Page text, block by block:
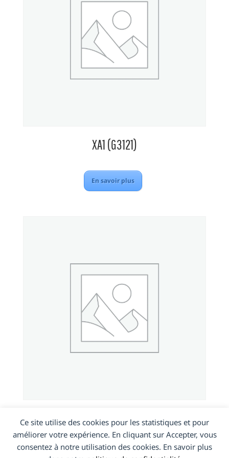
Ce site utilise des cookies pour les statistiques et pour
améliorer votre expérience. En cliquant sur Accepter, vous
consentez à notre utilisation des cookies. En savoir plus
XA1 (G3121)
En savoir plus
XA2 Ultra (H4213)
En savoir plus